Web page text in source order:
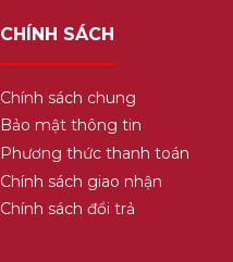
CHÍNH SÁCH
Chính sách chung
Bảo mật thông tin
Phương thức thanh toán
Chính sách giao nhận
Chính sách đổi trả